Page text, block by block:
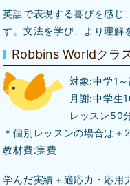
英語で表現する喜びを感じ
す。文法を学び、より理解
Robbins Worldクラ
対象:中学1
月謝:中学生
レッスン50
＊個別レッスンの場合は
教材費:実費
学んだ実績＋適応力・応用